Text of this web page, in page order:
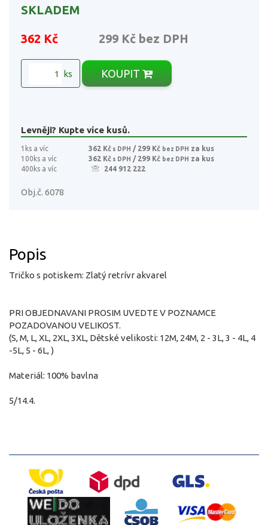
SKLADEM
362 Kč 299 Kč bez DPH
ks KOUPIT
Levněji? Kupte více kusů.
1ks a víc 362 Kč s DPH / 299 Kč bez DPH za kus
100ks a víc
362 Kč s DPH / 299 Kč bez DPH za kus
400ks a víc
244 912 222
Obj.č. 6078
Popis
Tričko s potiskem: Zlatý retrívr akvarel
PRI OBJEDNAVANI PROSIM UVEDTE V POZNAMCE
POZADOVANOU VELIKOST.
(S, M, L, XL, 2XL, 3XL, Dětské velikosti: 12M, 24M, 2 - 3L, 3 - 4L, 4
-5L, 5 - 6L, )
Materiál: 100% bavlna
5/14.4.